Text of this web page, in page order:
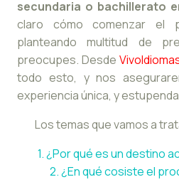
secundaria o bachillerato
claro cómo comenzar el
planteando multitud de
preocupes. Desde
todo esto, y nos
experiencia única, y
Los temas que vamos a
1. ¿Por qué es un destino
2. ¿En qué cosiste el